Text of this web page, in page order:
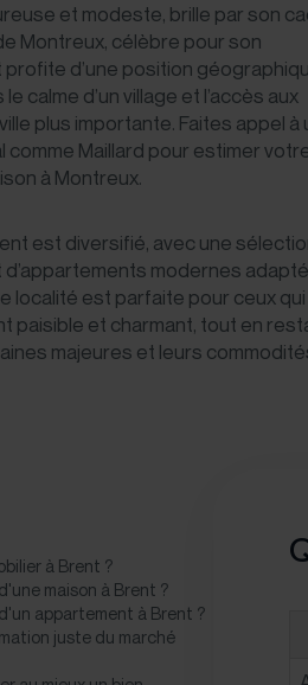
et modeste, brille par son
Montreux, célèbre pour son
profite d’une position
calme d’un village et l’accès aux
plus importante. Faites appel à
comme Maillard pour estimer
à Montreux.
est diversifié, avec une
modernes
localité est parfaite pour ceux qui
paisible et charmant, tout en
majeures et leurs
à Brent ?
maison à Brent ?
appartement à Brent ?
juste du marché